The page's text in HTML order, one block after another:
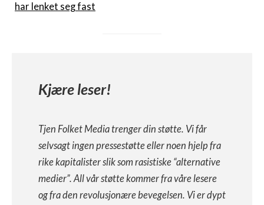
har lenket seg fast
Kjære leser!
Tjen Folket Media trenger din støtte. Vi får
selvsagt ingen pressestøtte eller noen hjelp fra
rike kapitalister slik som rasistiske “alternative
medier”. All vår støtte kommer fra våre lesere
og fra den revolusjonære bevegelsen. Vi er dypt